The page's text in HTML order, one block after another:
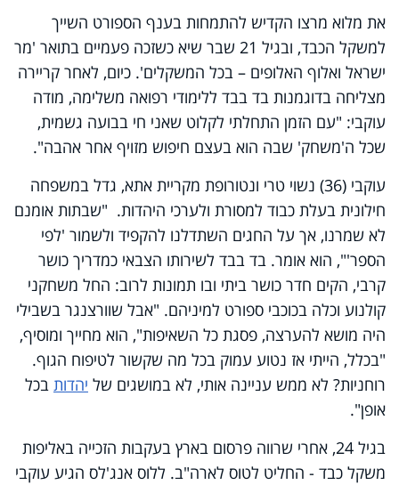
את מלוא מרצו הקדיש להתמחות בענף הספורט השייך
למשקל הכבד, ובגיל 21 שבר שיא כשזכה פעמיים בתואר 'מר
ישראל ואלוף האלופים – בכל המשקלים'. כיום, לאחר קריירה
מצליחה בדוגמנות בד בבד ללימודי רפואה משלימה, מודה
עוקבי: "עם הזמן התחלתי לקלוט שאני חי בבועה גשמית,
שכל ה'משחק' שבה הוא בעצם חיפוש מזויף אחר אהבה".
עוקבי (36) נשוי טרי ונטורופת מקריית אתא, גדל במשפחה
חילונית בעלת כבוד למסורת ולערכי היהדות. "שבתות אומנם
לא שמרנו, אך על החגים השתדלנו להקפיד ולשמור 'לפי
הספר'", הוא אומר. בד בבד לשירותו הצבאי כמדריך כושר
קרבי, הקים חדר כושר ביתי ובו תמונות לרוב: החל משחקני
קולנוע וכלה בכוכבי ספורט למיניהם. "אבל שוורצנגר בשבילי
היה מושא להערצה, פסגת כל השאיפות", הוא מחייך ומוסיף,
"בכלל, הייתי אז נטוע עמוק בכל מה שקשור לטיפוח הגוף.
רוחניות? לא ממש עניינה אותי, לא במושגים של יהדות בכל
אופן".
בגיל 24, אחרי שרווה פרסום בארץ בעקבות הזכייה באליפות
משקל כבד - החליט לטוס לארה"ב. ללוס אנג'לס הגיע עוקבי